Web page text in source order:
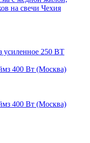
на свечи Чехия
400 Вт (Москва)
400 Вт (Москва)